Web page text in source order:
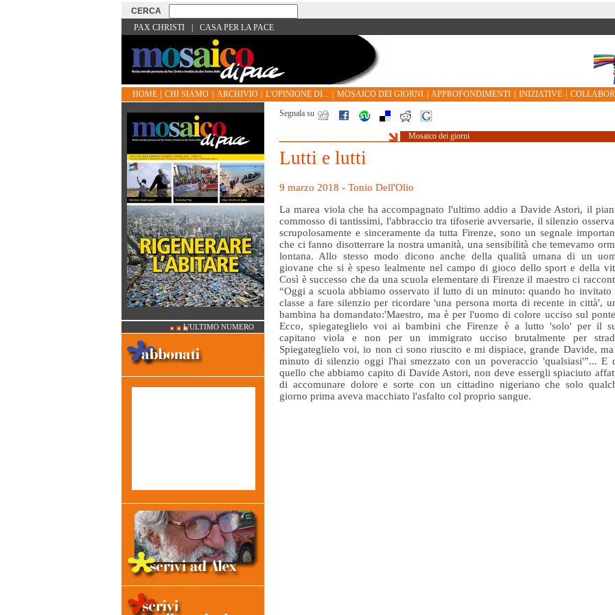
PAX CHRISTI CASA PER LA PACE
HOME CHI SIAMO ARCHIVIO L'OPINIONE DI... MOSAICO DEI GIORNI APPROFONDIMENTI INIZIATIVE
Segnala su
Mosaico dei giorni
Lutti e lutti
9 marzo 2018 - Tonio Dell'Olio
La marea viola che ha accompagnato l'ultimo addio a Davide Astori, il
commosso di tantissimi, l'abbraccio tra tifoserie avversarie, il silenzio
scrupolosamente e sinceramente da tutta Firenze, sono un segnale
che ci fanno disotterrare la nostra umanità, una sensibilità che temevamo
lontana. Allo stesso modo dicono anche della qualità umana di un
giovane che si è speso lealmente nel campo di gioco dello sport e della
Così è successo che da una scuola elementare di Firenze il maestro ci
“Oggi a scuola abbiamo osservato il lutto di un minuto: quando ho invitato
classe a fare silenzio per ricordare 'una persona morta di recente in città',
bambina ha domandato:'Maestro, ma è per l'uomo di colore ucciso sul
Ecco, spiegateglielo voi ai bambini che Firenze è a lutto 'solo' per il
capitano viola e non per un immigrato ucciso brutalmente per
Spiegateglielo voi, io non ci sono riuscito e mi dispiace, grande Davide,
minuto di silenzio oggi l'hai smezzato con un poveraccio 'qualsiasi'”... E
quello che abbiamo capito di Davide Astori, non deve essergli spiaciuto
di accomunare dolore e sorte con un cittadino nigeriano che solo
giorno prima aveva macchiato l'asfalto col proprio sangue.
L'ULTIMO NUMERO